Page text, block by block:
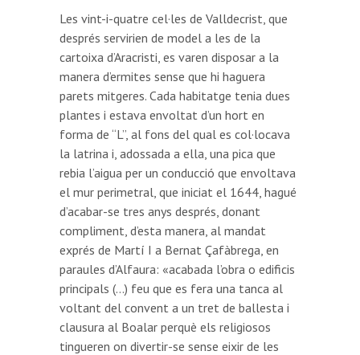
Les vint-i-quatre cel·les de Valldecrist, que
després servirien de model a les de la
cartoixa d’Aracristi, es varen disposar a la
manera d’ermites sense que hi haguera
parets mitgeres. Cada habitatge tenia dues
plantes i estava envoltat d’un hort en
forma de “L”, al fons del qual es col·locava
la latrina i, adossada a ella, una pica que
rebia l’aigua per un conducció que envoltava
el mur perimetral, que iniciat el 1644, hagué
d’acabar-se tres anys després, donant
compliment, d’esta manera, al mandat
exprés de Martí I a Bernat Çafàbrega, en
paraules d’Alfaura: «acabada l’obra o edificis
principals (…) feu que es fera una tanca al
voltant del convent a un tret de ballesta i
clausura al Boalar perquè els religiosos
tingueren on divertir-se sense eixir de les